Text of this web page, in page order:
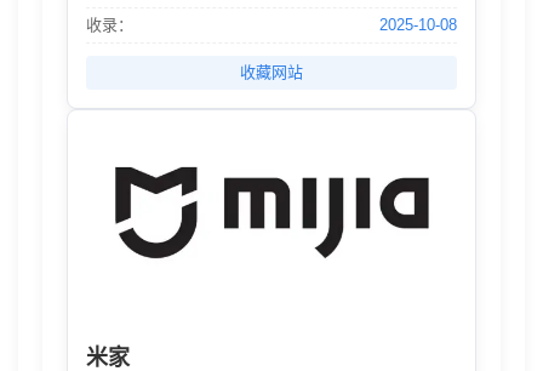
收录：
2025-10-08
收藏网站
米家